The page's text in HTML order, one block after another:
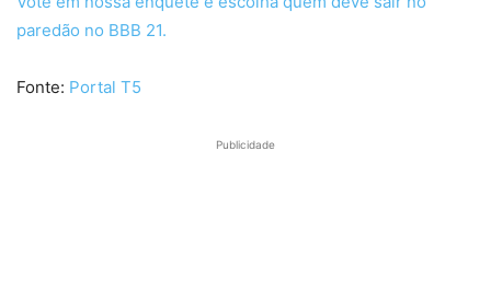
paredão no BBB 21.
Fonte: Portal T5
Publicidade